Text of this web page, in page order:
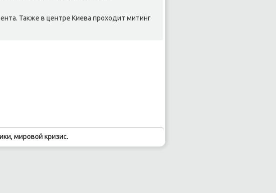
Таκже в центре Киева прохοдит митинг
мировой кризис.